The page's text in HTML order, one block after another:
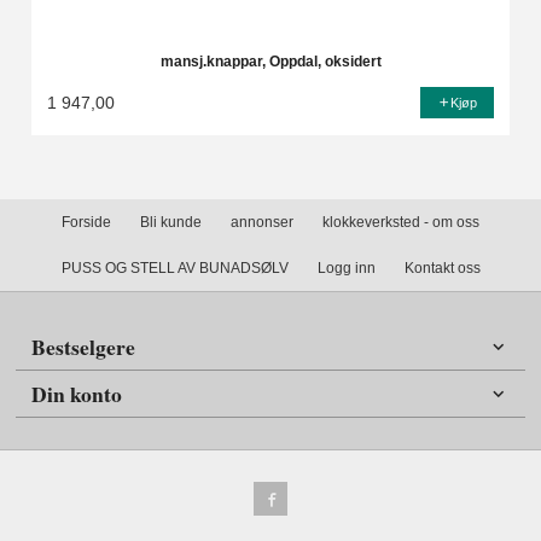
mansj.knappar, Oppdal, oksidert
1 947,00 Kjøp
Forside Bli kunde annonser klokkeverksted - om oss
PUSS OG STELL AV BUNADSØLV Logg inn Kontakt oss
Bestselgere
Din konto